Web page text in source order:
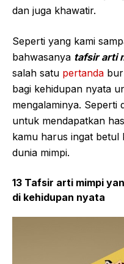
dan juga khawatir.
Seperti yang kami
bahwasanya tafsir arti
salah satu pertanda
bagi kehidupan nyata
mengalaminya. Seperti
untuk mendapatkan
kamu harus ingat betul
dunia mimpi.
13 Tafsir arti mimpi
di kehidupan nyata